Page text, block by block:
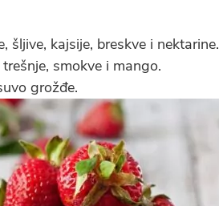
šljive, kajsije, breskve i nektarine.
trešnje, smokve i mango.
grožđe.